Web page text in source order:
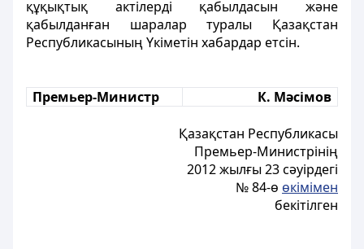
құқықтық актілерді қабылдасын және
қабылданған шаралар туралы Қазақстан
Республикасының Үкіметін хабардар етсін.
Премьер-Министр К. Мәсімов
Қазақстан Республикасы
Премьер-Министрінің
2012 жылғы 23 сәуірдегі
№ 84-ө өкімімен
бекітілген